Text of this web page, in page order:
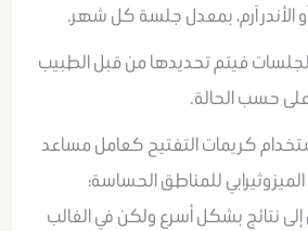
الأندر آرم، بمعدل جلسة كل شهر.
فيتم تحديدها من قبل الطبيب
حسب الحالة.
كريمات التفتيح كعامل مساعد
للمناطق الحساسة؛
نتائج بشكل أسرع ولكن في الغالب